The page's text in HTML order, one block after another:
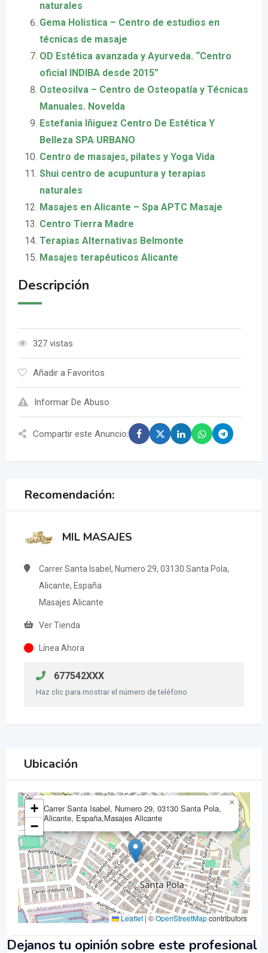
naturales
Gema Holistica – Centro de estudios en
técnicas de masaje
OD Estética avanzada y Ayurveda. “Centro
oficial INDIBA desde 2015”
Osteosilva – Centro de Osteopatía y Técnicas
Manuales. Novelda
Estefania Iñiguez Centro De Estética Y
Belleza SPA URBANO
Centro de masajes, pilates y Yoga Vida
Shui centro de acupuntura y terapias
naturales
Masajes en Alicante – Spa APTC Masaje
Centro Tierra Madre
Terapias Alternativas Belmonte
Masajes terapéuticos Alicante
Descripción
327 vistas
Añadir a Favoritos
Informar De Abuso
Compartir este Anuncio:
Recomendación:
MIL MASAJES
Carrer Santa Isabel, Numero 29, 03130 Santa Pola,
Alicante, España
Masajes Alicante
Ver Tienda
Línea Ahora
677542XXX
Haz clic para mostrar el número de teléfono
Ubicación
Carrer Santa Isabel, Numero 29, 03130 Santa Pola,
Alicante, España,Masajes Alicante
×
+
−
Leaflet | ©OpenStreetMapcontributors
Dejanos tu opinión sobre este profesional